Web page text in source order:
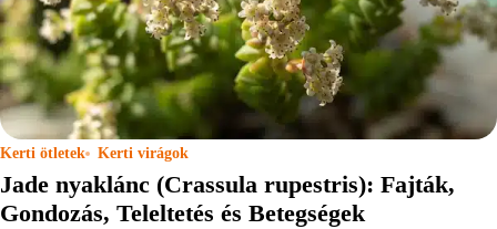
Kerti ötletek Kerti virágok
Jade nyaklánc (Crassula rupestris): Fajták,
Gondozás, Teleltetés és Betegségek